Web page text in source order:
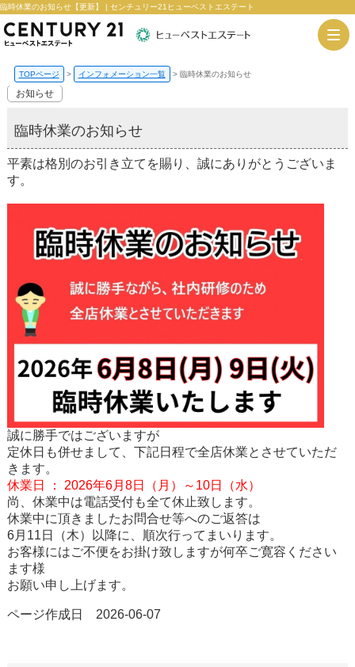
臨時休業のお知らせ【更新】 | センチュリー21ヒューベストエステート
TOPページ > インフォメーション一覧 > 臨時休業のお知らせ
お知らせ
臨時休業のお知らせ
平素は格別のお引き立てを賜り、誠にありがとうございま
す。
誠に勝手ではございますが
定休日も併せまして、下記日程で全店休業とさせていただ
きます。
休業日 ： 2026年6月8日（月）～10日（水）
尚、休業中は電話受付も全て休止致します。
休業中に頂きましたお問合せ等へのご返答は
6月11日（木）以降に、順次行ってまいります。
お客様にはご不便をお掛け致しますが何卒ご寛容ください
ます様
お願い申し上げます。
ページ作成日 2026-06-07